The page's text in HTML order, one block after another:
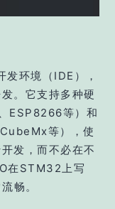
环境（IDE），
。它支持多种硬
ESP8266等）和
等），使
发，而不必在不
在STM32上写
畅。